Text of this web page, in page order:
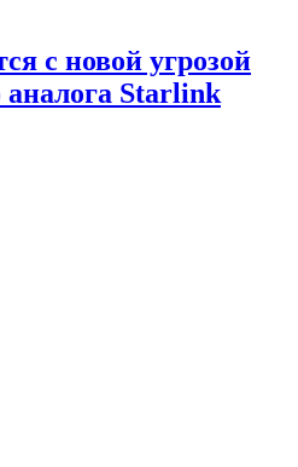
с новой угрозой
аналога Starlink